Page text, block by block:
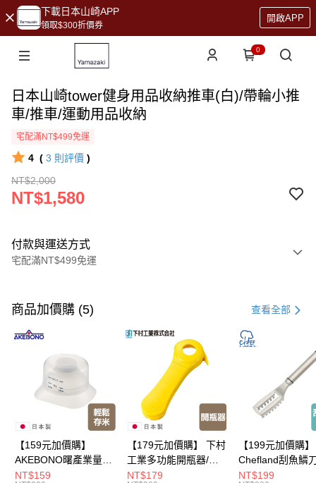
下載日本山崎APP
領取$300折價券
開啟APP
0
日本山崎tower健身用品收納推車(白)/帶輪小推
車/推車/運動用品收納
宅配滿NT$499免運
4 ( 3 則評價 )
NT$2,000
NT$1,580
付款與運送方式
宅配滿NT$499免運
信用卡一次付款
LINE Pay
Apple Pay
悠遊付
全盈+PAY
大哥付你分期
商品加價購 (5) 查看全部
【159元加價購】
AKEBONO曙產業量米
杯漏斗組(白)/量米杯/
NT$159
【179元加價購】 下村
工業多功能開瓶器/開
瓶器/餐廚用品/料理道
NT$179
【199元加價購】
Chefland刮魚鱗
魚鱗器/廚房用品/
NT$199